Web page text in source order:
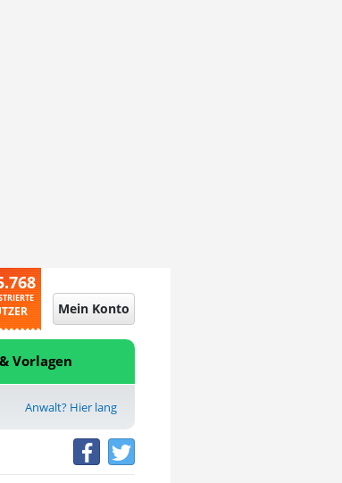
Mein Konto
Vorlagen
Anwalt? Hier lang